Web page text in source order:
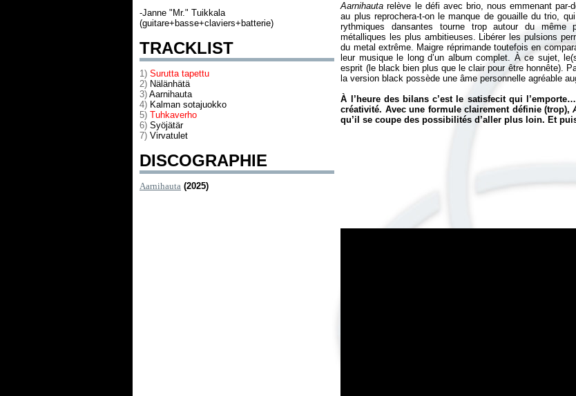
-Janne "Mr." Tuikkala
(guitare+basse+claviers+batterie)
TRACKLIST
1) Surutta tapettu
2) Nälänhätä
3) Aarnihauta
4) Kalman sotajuokko
5) Tuhkaverho
6) Syöjätär
7) Virvatulet
DISCOGRAPHIE
Aarnihauta (2025)
Aarnihauta relève le défi avec brio, nous emmenant
au plus reprochera-t-on le manque de gouaille du trio,
rythmiques dansantes tourne trop autour du même
métalliques les plus ambitieuses. Libérer les pulsions
du metal extrême. Maigre réprimande toutefois en
leur musique le long d’un album complet. À ce sujet,
esprit (le black bien plus que le clair pour être honnête).
la version black possède une âme personnelle agréable
À l’heure des bilans c’est le satisfecit qui
créativité. Avec une formule clairement définie (trop),
qu’il se coupe des possibilités d’aller plus loin. Et